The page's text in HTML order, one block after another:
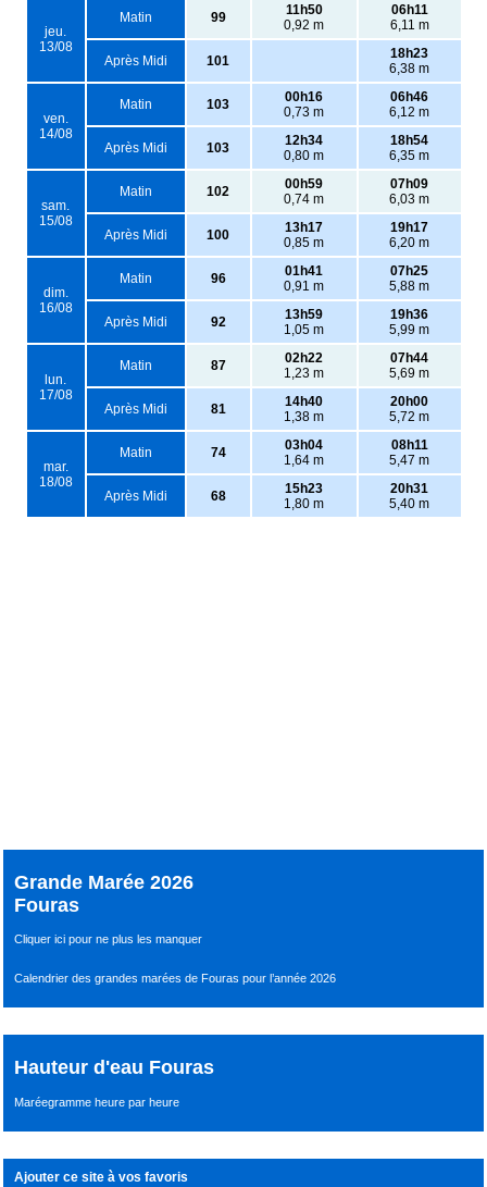
jeu.
13/08
Matin 99
11h50
0,92 m
06h11
6,11 m
Après Midi 101
18h23
6,38 m
ven.
14/08
Matin 103
00h16
0,73 m
06h46
6,12 m
Après Midi 103
12h34
0,80 m
18h54
6,35 m
sam.
15/08
Matin 102
00h59
0,74 m
07h09
6,03 m
Après Midi 100
13h17
0,85 m
19h17
6,20 m
dim.
16/08
Matin 96
01h41
0,91 m
07h25
5,88 m
Après Midi 92
13h59
1,05 m
19h36
5,99 m
lun.
17/08
Matin 87
02h22
1,23 m
07h44
5,69 m
Après Midi 81
14h40
1,38 m
20h00
5,72 m
mar.
18/08
Matin 74
03h04
1,64 m
08h11
5,47 m
Après Midi 68
15h23
1,80 m
20h31
5,40 m
Grande Marée 2026
Fouras
Cliquer ici pour ne plus les manquer
Calendrier des grandes marées de Fouras pour l’année 2026
Hauteur d'eau Fouras
Maréegramme heure par heure
Ajouter ce site à vos favoris